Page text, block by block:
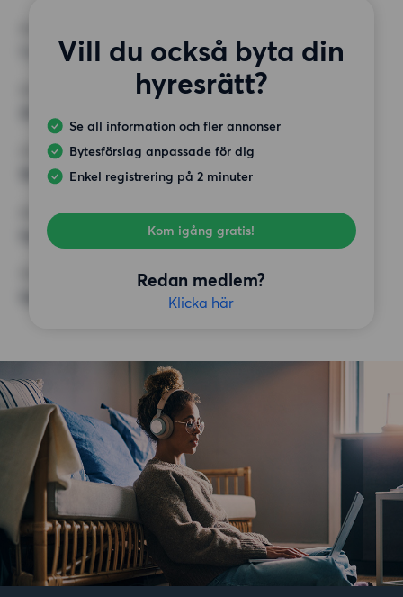
Vill du också byta din
hyresrätt?
Se all information och fler annonser
Bytesförslag anpassade för dig
Enkel registrering på 2 minuter
Kom igång gratis!
Redan medlem?
Klicka här
MINST ANTAL KVADRATMETER
HÖGSTA HYRA
18 000 kr
Inga speciella krav
ÖVRIGA PREFERENSER
Inga speciella preferenser